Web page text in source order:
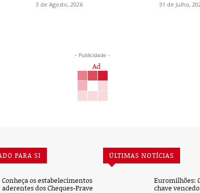
3 de Agosto, 2026 31 de Julho,
- Publicidade -
PARA SI
Conheça os estabelecimentos
aderentes dos Cheques-Prave
ÚLTIMAS NOTÍCIAS
Euromilhões:
chave